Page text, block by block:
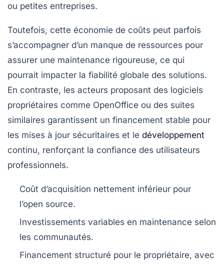
ou petites entreprises.
Toutefois, cette économie de coûts peut parfois
s’accompagner d’un manque de ressources pour
assurer une maintenance rigoureuse, ce qui
pourrait impacter la fiabilité globale des solutions.
En contraste, les acteurs proposant des logiciels
propriétaires comme OpenOffice ou des suites
similaires garantissent un financement stable pour
les mises à jour sécuritaires et le développement
continu, renforçant la confiance des utilisateurs
professionnels.
Coût d’acquisition nettement inférieur pour
l’open source.
Investissements variables en maintenance selon
les communautés.
Financement structuré pour le propriétaire, avec